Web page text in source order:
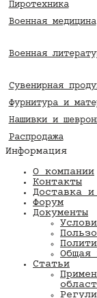
Пиротехника
Военная медицина
Военная
Сувенирная
Фурнитура и
Нашивки и
Распродажа
Информация
О компании
Контакты
Доставка
Форум
Документы
Общая
Статьи